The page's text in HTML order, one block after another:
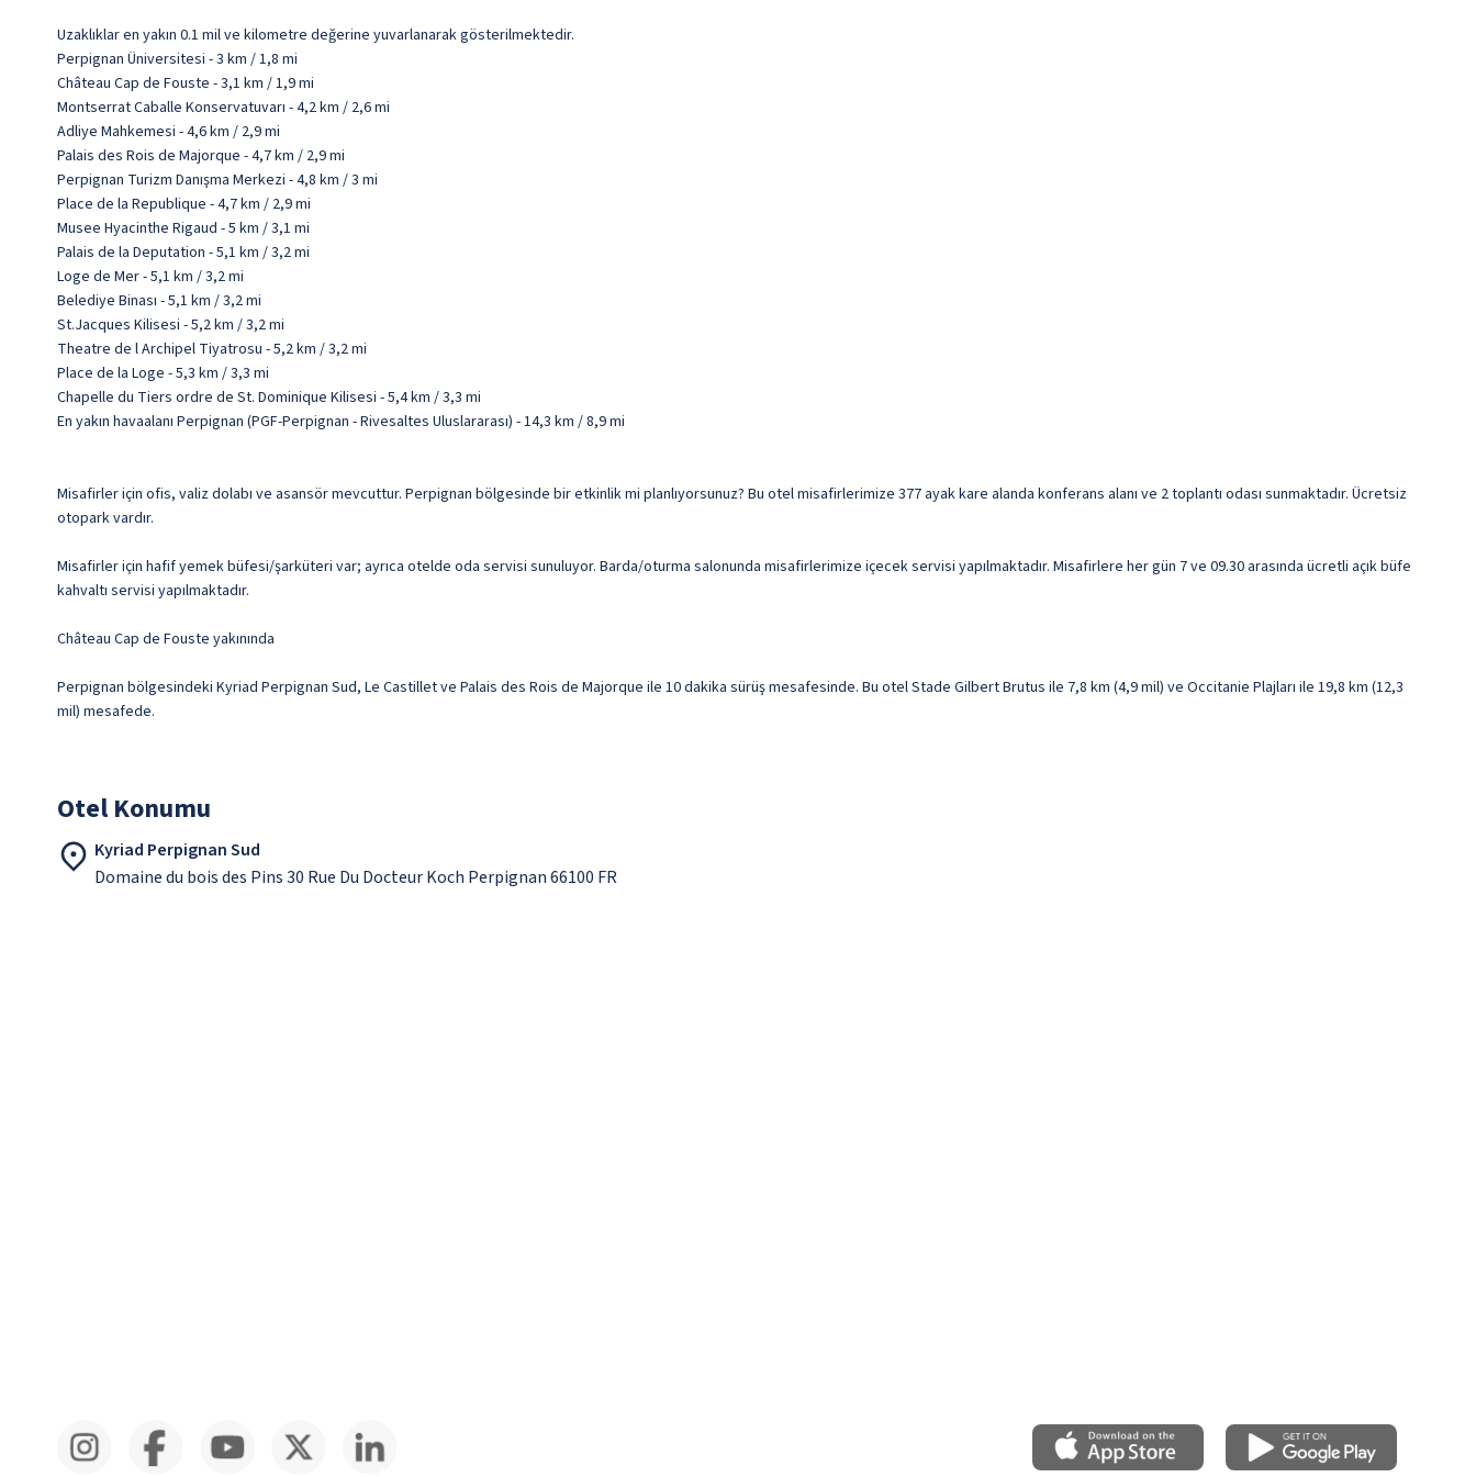
Uzaklıklar en yakın 0.1 mil ve kilometre değerine yuvarlanarak gösterilmektedir.
Perpignan Üniversitesi - 3 km / 1,8 mi
Château Cap de Fouste - 3,1 km / 1,9 mi
Montserrat Caballe Konservatuvarı - 4,2 km / 2,6 mi
Adliye Mahkemesi - 4,6 km / 2,9 mi
Palais des Rois de Majorque - 4,7 km / 2,9 mi
Perpignan Turizm Danışma Merkezi - 4,8 km / 3 mi
Place de la Republique - 4,7 km / 2,9 mi
Musee Hyacinthe Rigaud - 5 km / 3,1 mi
Palais de la Deputation - 5,1 km / 3,2 mi
Loge de Mer - 5,1 km / 3,2 mi
Belediye Binası - 5,1 km / 3,2 mi
St.Jacques Kilisesi - 5,2 km / 3,2 mi
Theatre de l Archipel Tiyatrosu - 5,2 km / 3,2 mi
Place de la Loge - 5,3 km / 3,3 mi
Chapelle du Tiers ordre de St. Dominique Kilisesi - 5,4 km / 3,3 mi
En yakın havaalanı Perpignan (PGF-Perpignan - Rivesaltes Uluslararası) - 14,3 km / 8,9 mi
Misafirler için ofis, valiz dolabı ve asansör mevcuttur. Perpignan bölgesinde bir etkinlik mi planlıyorsunuz? Bu otel misafirlerimize 377 ayak kare alanda konferans alanı ve 2 toplantı odası sunmaktadır. Ücretsiz
otopark vardır.
Misafirler için hafif yemek büfesi/şarküteri var; ayrıca otelde oda servisi sunuluyor. Barda/oturma salonunda misafirlerimize içecek servisi yapılmaktadır. Misafirlere her gün 7 ve 09.30 arasında ücretli açık büfe
kahvaltı servisi yapılmaktadır.
Château Cap de Fouste yakınında
Perpignan bölgesindeki Kyriad Perpignan Sud, Le Castillet ve Palais des Rois de Majorque ile 10 dakika sürüş mesafesinde. Bu otel Stade Gilbert Brutus ile 7,8 km (4,9 mil) ve Occitanie Plajları ile 19,8 km (12,3
mil) mesafede.
Otel Konumu
Kyriad Perpignan Sud
Domaine du bois des Pins 30 Rue Du Docteur Koch Perpignan 66100 FR